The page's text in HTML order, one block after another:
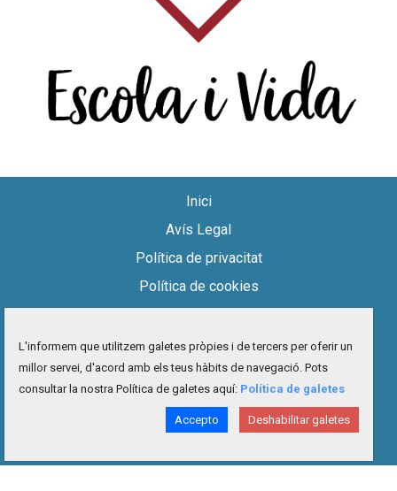
Inici
Avís Legal
Política de privacitat
Política de cookies
Mapa del lloc
Contacte
facebook
twitterinstagram
youtube
L'informem que utilitzem galetes pròpies i de tercers per oferir un
millor servei, d'acord amb els teus hàbits de navegació. Pots
consultar la nostra Política de galetes aquí: Política de galetes
Accepto Deshabilitar galetes